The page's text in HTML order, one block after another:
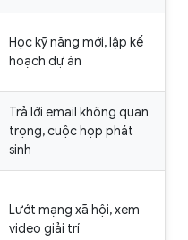
Học kỹ năng mới, lập kế
hoạch dự án
Trả lời email không quan
trọng, cuộc họp phát
sinh
Lướt mạng xã hội, xem
video giải trí